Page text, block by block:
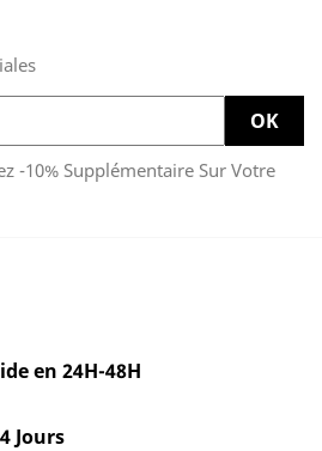
-10% Supplémentaire Sur Votre
en 24H-48H
Jours